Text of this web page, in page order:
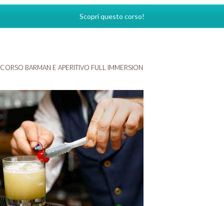
Scopri questo corso!
CORSO BARMAN E APERITIVO FULL IMMERSION